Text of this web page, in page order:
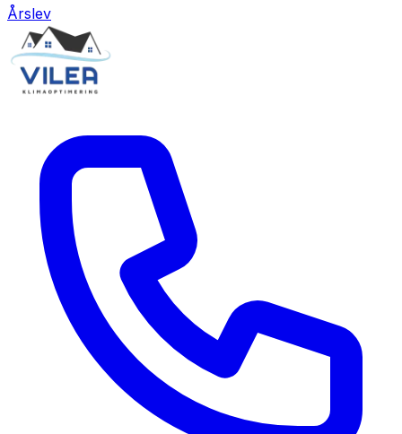
Årslev